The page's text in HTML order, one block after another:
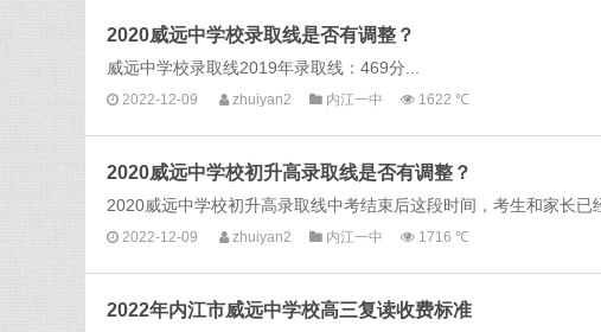
2020威远中学校录取线是否有调整？
威远中学校录取线2019年录取线：469分...
2022-12-09 zhuiyan2 内江一中 1622 ℃
2020威远中学校初升高录取线是否有调整？
2020威远中学校初升高录取线中考结束后这段时间，考生和家长已
2022-12-09 zhuiyan2 内江一中 1716 ℃
2022年内江市威远中学校高三复读收费标准